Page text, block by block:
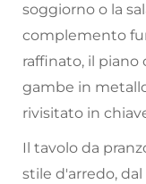
soggiorno o la
complemento
raffinato, il piano
gambe in
rivisitato in
Il tavolo da
stile d'arredo,